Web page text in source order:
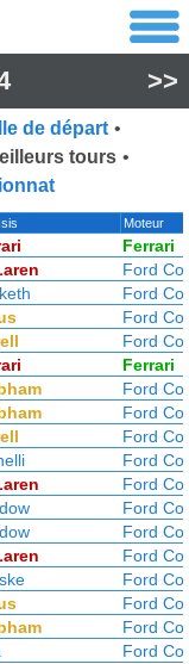
>>
de départ •
tours •
Moteur
Ferrari
Ford
Ford
Ford
Ford
Ferrari
Ford
Ford
Ford
Ford
Ford
Ford
Ford
Ford
Ford
Ford
Ford
Ford